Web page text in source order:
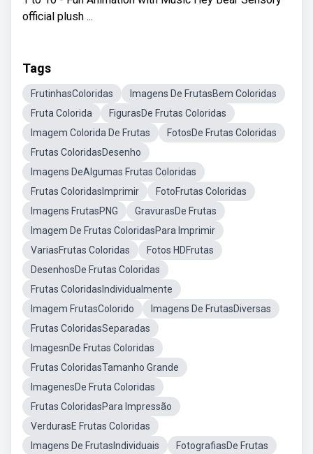
official plush ...
Tags
FrutinhasColoridas
Imagens De FrutasBem Coloridas
Fruta Colorida
FigurasDe Frutas Coloridas
Imagem Colorida De Frutas
FotosDe Frutas Coloridas
Frutas ColoridasDesenho
Imagens DeAlgumas Frutas Coloridas
Frutas ColoridasImprimir
FotoFrutas Coloridas
Imagens FrutasPNG
GravurasDe Frutas
Imagem De Frutas ColoridasPara Imprimir
VariasFrutas Coloridas
Fotos HDFrutas
DesenhosDe Frutas Coloridas
Frutas ColoridasIndividualmente
Imagem FrutasColorido
Imagens De FrutasDiversas
Frutas ColoridasSeparadas
ImagesnDe Frutas Coloridas
Frutas ColoridasTamanho Grande
ImagenesDe Fruta Coloridas
Frutas ColoridasPara Impressão
VerdurasE Frutas Coloridas
Imagens De FrutasIndividuais
FotografiasDe Frutas